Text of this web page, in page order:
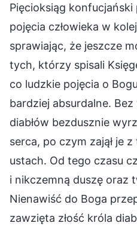
Pięcioksiąg konfucjański
pojęcia człowieka w
sprawiając, że jeszcze
tych, którzy spisali
co ludzkie pojęcia o
bardziej absurdalne.
diabłów bezdusznie
serca, po czym zajął je
ustach. Od tego czasu
i nikczemną duszę oraz
Nienawiść do Boga
zawzięta złość króla